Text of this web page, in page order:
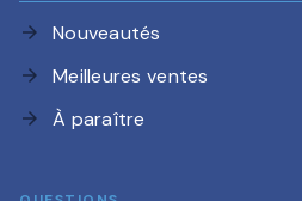
arrow_forward Nouveautés
arrow_forward Meilleures ventes
arrow_forward À paraître